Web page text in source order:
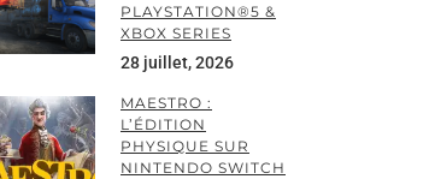
PLAYSTATION®5 &
XBOX SERIES
28 juillet, 2026
MAESTRO :
L’ÉDITION
PHYSIQUE SUR
NINTENDO SWITCH